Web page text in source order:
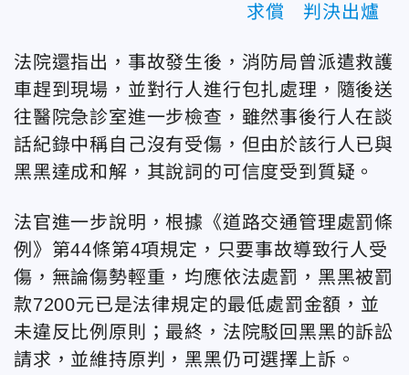
求償 判決出爐
法院還指出，事故發生後，消防局曾派遣救護
車趕到現場，並對行人進行包扎處理，隨後送
往醫院急診室進一步檢查，雖然事後行人在談
話紀錄中稱自己沒有受傷，但由於該行人已與
黑黑達成和解，其說詞的可信度受到質疑。
法官進一步說明，根據《道路交通管理處罰條
例》第44條第4項規定，只要事故導致行人受
傷，無論傷勢輕重，均應依法處罰，黑黑被罰
款7200元已是法律規定的最低處罰金額，並
未違反比例原則；最終，法院駁回黑黑的訴訟
請求，並維持原判，黑黑仍可選擇上訴。